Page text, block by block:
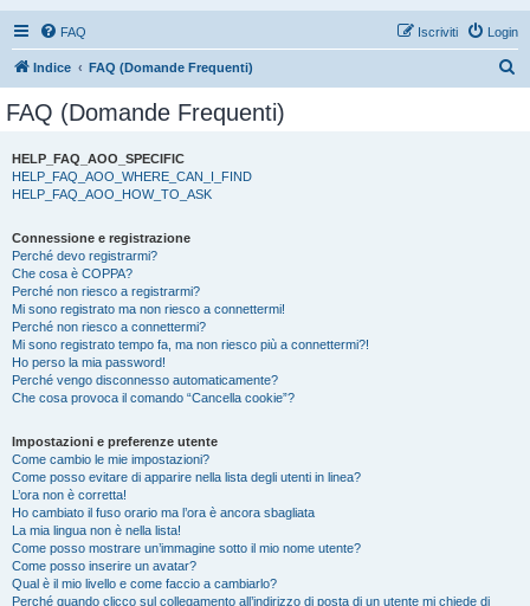
FAQ Login
Iscriviti
Indice FAQ (Domande Frequenti)
FAQ (Domande Frequenti)
HELP_FAQ_AOO_SPECIFIC
HELP_FAQ_AOO_WHERE_CAN_I_FIND
HELP_FAQ_AOO_HOW_TO_ASK
Connessione e registrazione
Perché devo registrarmi?
Che cosa è COPPA?
Perché non riesco a registrarmi?
Mi sono registrato ma non riesco a connettermi!
Perché non riesco a connettermi?
Mi sono registrato tempo fa, ma non riesco più a connettermi?!
Ho perso la mia password!
Perché vengo disconnesso automaticamente?
Che cosa provoca il comando “Cancella cookie”?
Impostazioni e preferenze utente
Come cambio le mie impostazioni?
Come posso evitare di apparire nella lista degli utenti in linea?
L’ora non è corretta!
Ho cambiato il fuso orario ma l’ora è ancora sbagliata
La mia lingua non è nella lista!
Come posso mostrare un’immagine sotto il mio nome utente?
Come posso inserire un avatar?
Qual è il mio livello e come faccio a cambiarlo?
Perché quando clicco sul collegamento all’indirizzo di posta di un utente mi chiede di